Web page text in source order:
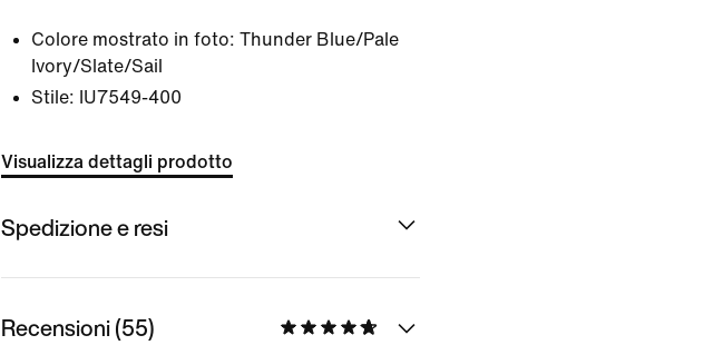
Colore mostrato in foto: Thunder Blue/Pale
Ivory/Slate/Sail
Stile: IU7549-400
Visualizza dettagli prodotto
Spedizione e resi
Recensioni (55)